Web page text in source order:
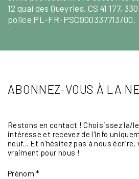
12 quai des Queyries, CS 41 177,
police PL-FR-PSC900337713/00.
ABONNEZ-VOUS À LA
Restons en contact ! Choisissez la/
intéresse et recevez de l'info
neuf... Et n'hésitez pas à nous
vraiment pour nous !
Prénom*